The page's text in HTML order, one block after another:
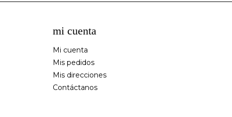
mi cuenta
Mi cuenta
Mis pedidos
Mis direcciones
Contáctanos